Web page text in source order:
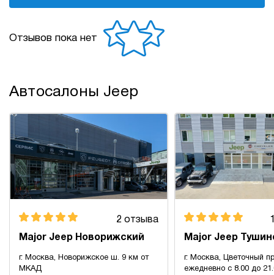
Отзывов пока нет
Автосалоны Jeep
2 отзыва
Major Jeep Новорижский
г. Москва, Новорижское ш. 9 км от
МКАД
Major Jeep
г. Москва, Цветочный
ежедневно с 8.00 до